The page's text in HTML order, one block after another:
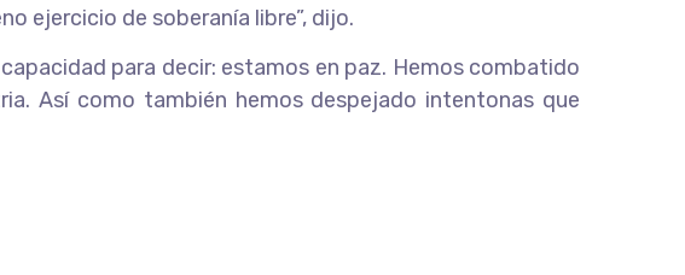
ejercicio de soberanía libre”, dijo.
para decir: estamos en paz. Hemos combatido
Así como también hemos despejado intentonas que